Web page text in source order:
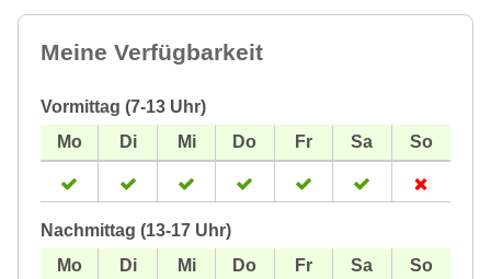
Meine Verfügbarkeit
Vormittag (7-13 Uhr)
Nachmittag (13-17 Uhr)